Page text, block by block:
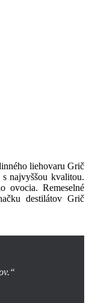
liehovaru Grič
najvyššou kvalitou.
ovocia. Remeselné
destilátov Grič